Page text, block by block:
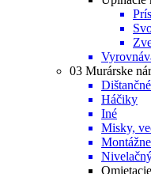
03 Murárske
Háčiky
Iné
Misky,